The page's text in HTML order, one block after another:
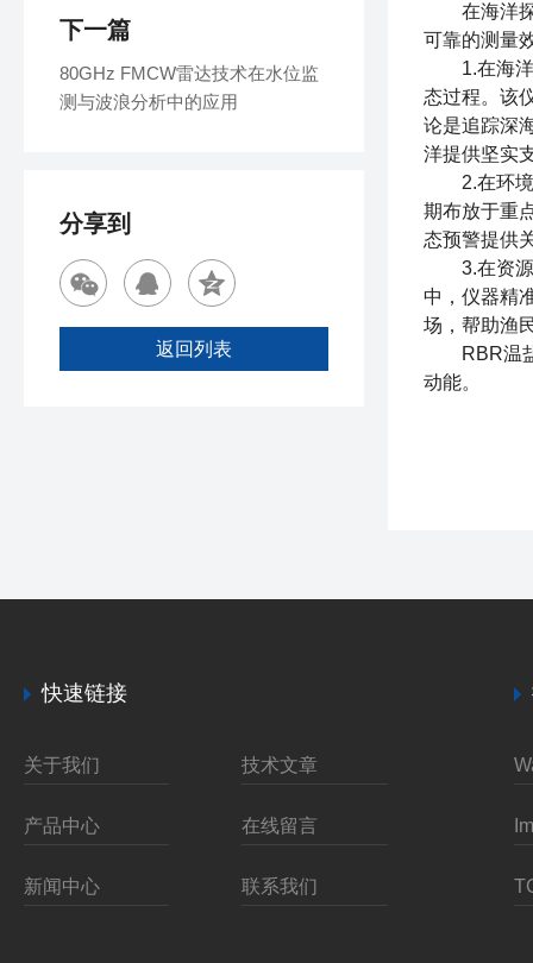
在海洋探
可靠的测量
1.在海洋科
态过程。该
论是追踪深
洋提供坚实
2.在环境监
期布放于重
态预警提供
3.在资源开
中，仪器精
场，帮助渔
RBR温盐
动能。
下一篇
80GHz FMCW雷达技术在水位监
测与波浪分析中的应用
分享到
返回列表
快速链接
关于我们 技术文章
产品中心 在线留言
新闻中心 联系我们